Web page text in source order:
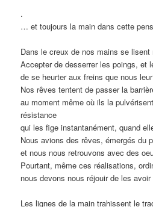
.
… et toujours la main dans cette
Dans le creux de nos mains se
Accepter de desserrer les poings, et
de se heurter aux freins que nous
Nos rêves tentent de passer la
au moment même où ils la
résistance
qui les fige instantanément, quand
Nous avions des rêves, émergés du
et nous nous retrouvons avec des
Pourtant, même ces réalisations,
nous devons nous réjouir de les
Les lignes de la main trahissent le